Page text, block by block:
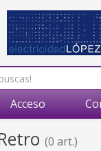
Acceso
(0 art.)